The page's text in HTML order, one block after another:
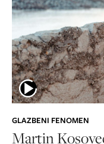
GLAZBENI FENOMEN
Martin